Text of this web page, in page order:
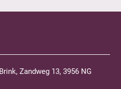
Zandweg 13, 3956 NG